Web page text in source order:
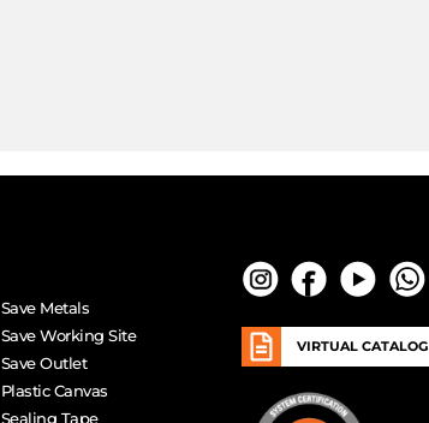
Save Metals
Save Working Site
Save Outlet
Plastic Canvas
Sealing Tape
VIRTUAL CATALOG